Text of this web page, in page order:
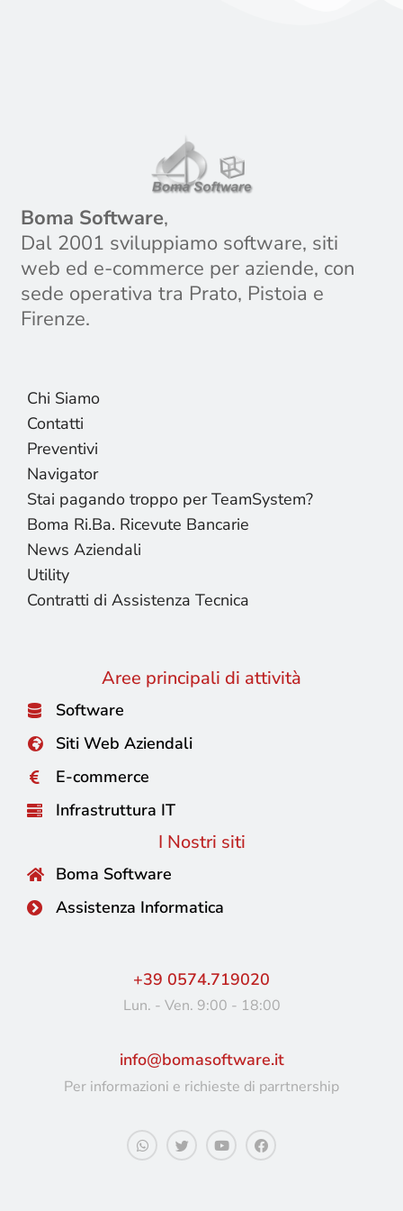
Boma Software,
Dal 2001 sviluppiamo software, siti
web ed e-commerce per aziende, con
sede operativa tra Prato, Pistoia e
Firenze.
Chi Siamo
Contatti
Preventivi
Navigator
Stai pagando troppo per TeamSystem?
Boma Ri.Ba. Ricevute Bancarie
News Aziendali
Utility
Contratti di Assistenza Tecnica
Aree principali di attività
Software
Siti Web Aziendali
E-commerce
Infrastruttura IT
I Nostri siti
Boma Software
Assistenza Informatica
+39 0574.719020
Lun. - Ven. 9:00 - 18:00
info@bomasoftware.it
Per informazioni e richieste di parrtnership